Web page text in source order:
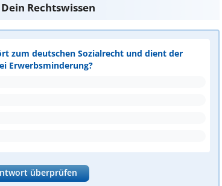
Rechtswissen
zum deutschen Sozialrecht und dient der
Erwerbsminderung?
überprüfen